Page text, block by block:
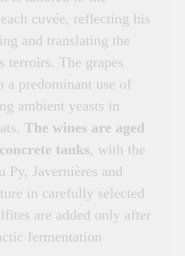
cuvée, reflecting his
and translating the
terroirs. The grapes
predominant use of
ambient yeasts in
The wines are aged
tanks, with the
Py, Javernières and
in carefully selected
are added only after
fermentation